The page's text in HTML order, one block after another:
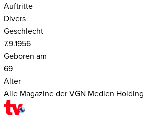
Auftritte
Divers
Geschlecht
7.9.1956
Geboren am
69
Alter
Alle Magazine der VGN Medien Holding